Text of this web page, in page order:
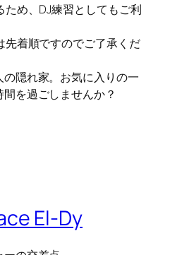
ため、DJ練習としてもご利
先着順ですのでご了承くだ
隠れ家。お気に入りの一
を過ごしませんか？
El-Dy